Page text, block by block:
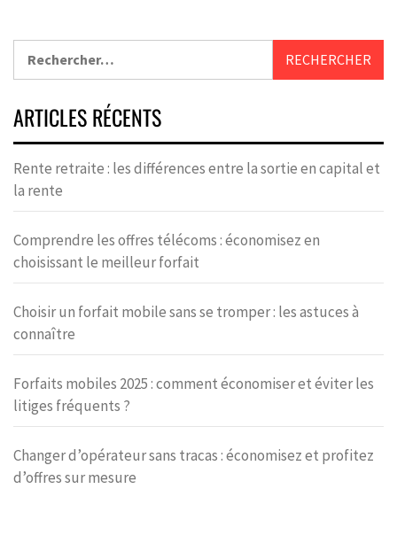
ARTICLES RÉCENTS
Rente retraite : les différences entre la sortie en capital et
la rente
Comprendre les offres télécoms : économisez en
choisissant le meilleur forfait
Choisir un forfait mobile sans se tromper : les astuces à
connaître
Forfaits mobiles 2025 : comment économiser et éviter les
litiges fréquents ?
Changer d’opérateur sans tracas : économisez et profitez
d’offres sur mesure